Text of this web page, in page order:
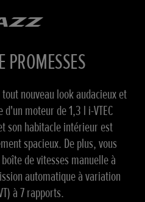
PROMESSES
nouveau look audacieux et
moteur de 1,3 l i-VTEC
son habitacle intérieur est
spacieux. De plus, vous
de vitesses manuelle à
automatique à variation
à 7 rapports.